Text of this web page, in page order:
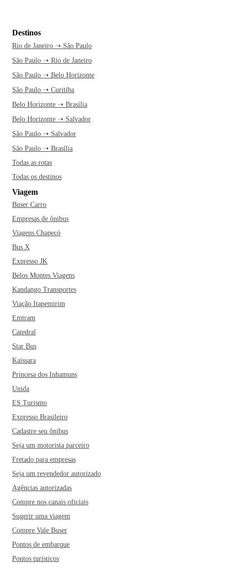
Destinos
Rio de Janeiro ➝ São Paulo
São Paulo ➝ Rio de Janeiro
São Paulo ➝ Belo Horizonte
São Paulo ➝ Curitiba
Belo Horizonte ➝ Brasília
Belo Horizonte ➝ Salvador
São Paulo ➝ Salvador
São Paulo ➝ Brasília
Todas as rotas
Todas os destinos
Viagem
Buser Carro
Empresas de ônibus
Viagens Chapecó
Bus X
Expresso JK
Belos Montes Viagens
Kandango Transportes
Viação Itapemirim
Emtram
Catedral
Star Bus
Kaissara
Princesa dos Inhamuns
Unida
ES Turismo
Expresso Brasileiro
Cadastre seu ônibus
Seja um motorista parceiro
Fretado para empresas
Seja um revendedor autorizado
Agências autorizadas
Compre nos canais oficiais
Sugerir uma viagem
Compre Vale Buser
Pontos de embarque
Pontos turísticos